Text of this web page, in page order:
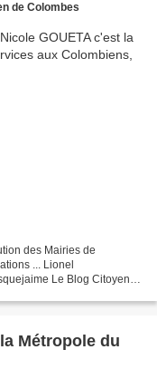
de Colombes
des Mairies de
... Lionel
Le Blog Citoyen
Métropole du